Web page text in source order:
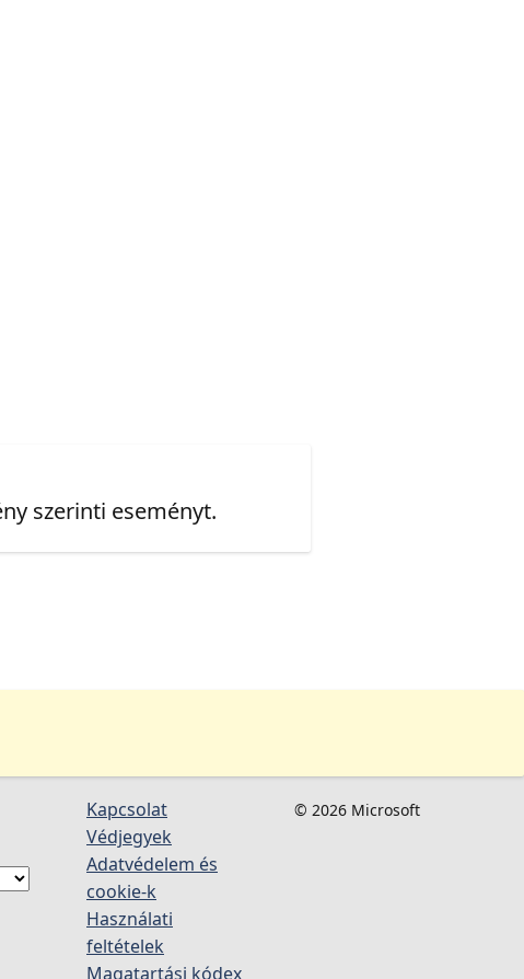
szerinti eseményt.
Kapcsolat
Védjegyek
Adatvédelem és
cookie-k
Használati
feltételek
Magatartási kódex
© 2026 Microsoft